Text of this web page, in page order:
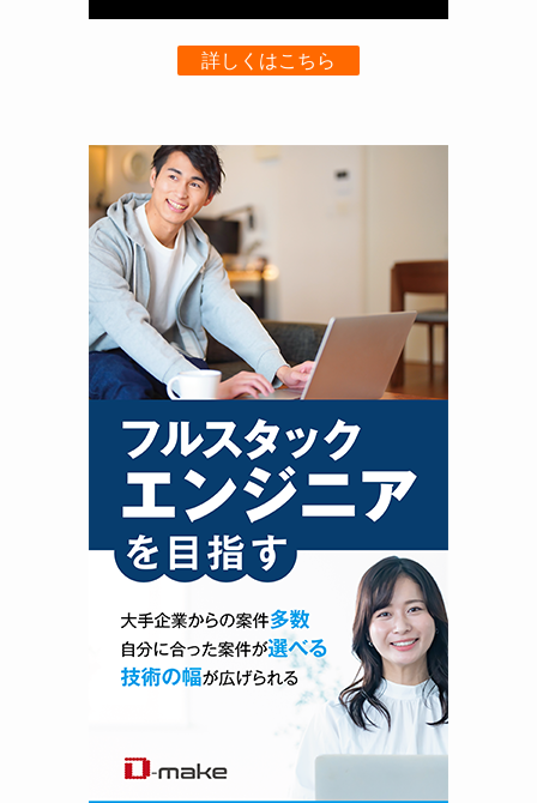
詳しくはこちら